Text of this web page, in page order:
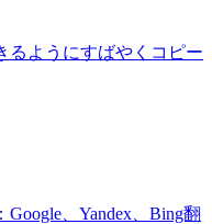
るようにすばやくコピー
、Yandex、Bing翻